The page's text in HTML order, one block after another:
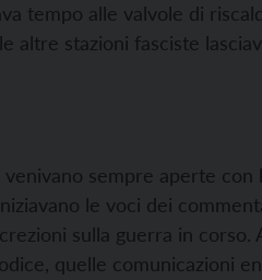
tempo alle valvole di
altre stazioni fasciste
sempre aperte con
le voci dei
sulla guerra in corso.
quelle comunicazioni